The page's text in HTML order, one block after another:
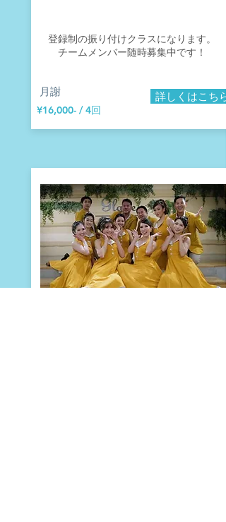
登録制の振り付けクラスになります。
​チームメンバー随時募集中です！
​月謝
¥16,000- / 4回
詳しくはこちら